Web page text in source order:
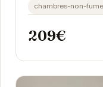
le...
chambres-non-
209€